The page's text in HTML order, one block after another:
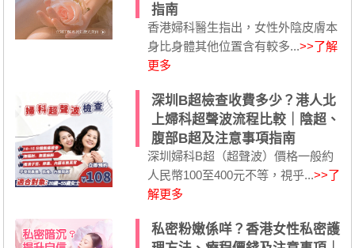
指南
香港婦科醫生指出，女性外陰皮膚本
身比身體其他位置含有較多...>>了解
更多
深圳B超檢查收費多少？港人北
上婦科超聲波流程比較｜陰超、
腹部B超及注意事項指南
深圳婦科B超（超聲波）價格一般約
人民幣100至400元不等，視乎...>>了
解更多
私密粉嫩係咩？香港女性私密護